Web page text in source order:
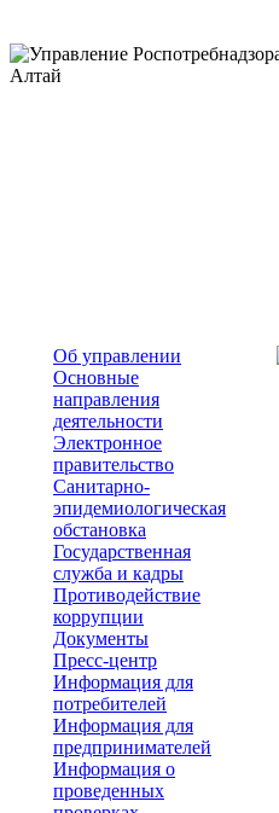
Об управлении
Основные
направления
деятельности
Электронное
правительство
Санитарно-
эпидемиологическая
обстановка
Государственная
служба и кадры
Противодействие
коррупции
Документы
Пресс-центр
Информация для
потребителей
Информация для
предпринимателей
Информация о
проведенных